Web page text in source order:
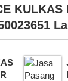
KULKAS